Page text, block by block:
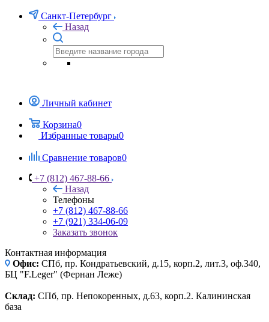
Санкт-Петербург
Назад
Личный кабинет
Корзина0
Избранные товары0
Сравнение товаров0
+7 (812) 467-88-66
Назад
Телефоны
+7 (812) 467-88-66
+7 (921) 334-06-09
Заказать звонок
Контактная информация
Офис: СПб, пр. Кондратьевский, д.15, корп.2, лит.3, оф.340,
БЦ "F.Leger" (Фернан Леже)
Склад: СПб, пр. Непокоренных, д.63, корп.2. Калининская
база